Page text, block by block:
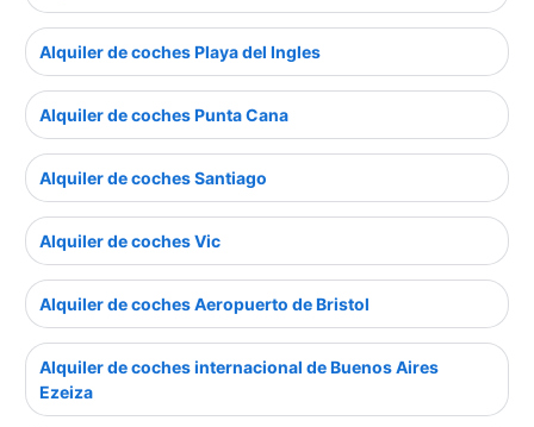
Alquiler de coches Playa del Ingles
Alquiler de coches Punta Cana
Alquiler de coches Santiago
Alquiler de coches Vic
Alquiler de coches Aeropuerto de Bristol
Alquiler de coches internacional de Buenos Aires
Ezeiza